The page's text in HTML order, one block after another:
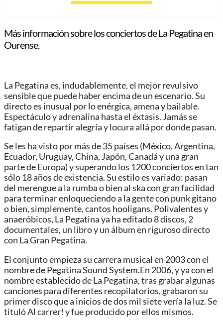
Más información sobre los conciertos de La Pegatina en
Ourense.
La Pegatina es, indudablemente, el mejor revulsivo
sensible que puede haber encima de un escenario. Su
directo es inusual por lo enérgica, amena y bailable.
Espectáculo y adrenalina hasta el éxtasis. Jamás se
fatigan de repartir alegría y locura allá por donde pasan.
Se les ha visto por más de 35 países (México, Argentina,
Ecuador, Uruguay, China, Japón, Canadá y una gran
parte de Europa) y superando los 1200 conciertos en tan
sólo 18 años de existencia. Su estilo es variado: pasan
del merengue a la rumba o bien al ska con gran facilidad
para terminar enloqueciendo a la gente con punk gitano
o bien, simplemente, cantos hooligans. Polivalentes y
anaeróbicos, La Pegatina ya ha editado 8 discos, 2
documentales, un libro y un álbum en riguroso directo
con La Gran Pegatina.
El conjunto empieza su carrera musical en 2003 con el
nombre de Pegatina Sound System.En 2006, y ya con el
nombre establecido de La Pegatina, tras grabar algunas
canciones para diferentes recopilatorios, grabaron su
primer disco que a inicios de dos mil siete vería la luz. Se
tituló Al carrer! y fue producido por ellos mismos.